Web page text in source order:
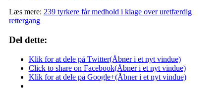
Læs mere: 239 tyrkere får medhold i klage over uretfærdig
rettergang
Del dette:
Klik for at dele på Twitter(Åbner i et nyt vindue)
Click to share on Facebook(Åbner i et nyt vindue)
Klik for at dele på Google+(Åbner i et nyt vindue)